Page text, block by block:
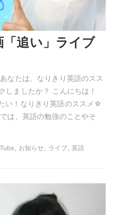
「追い」ライブ
なたは、なりきり英語のスス
ましたか？ こんにちは！
い！なりきり英語のススメ☆
は、英語の勉強のことやそ
お知らせ, ライブ, 英語